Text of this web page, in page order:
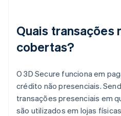
Quais transações
cobertas?
O 3D Secure funciona em
crédito não presenciais.
transações presenciais em
são utilizados em lojas